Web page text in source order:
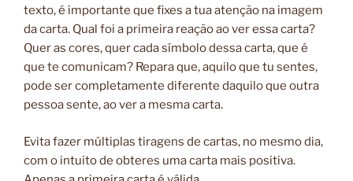
texto, é importante que fixes a tua atenção na imagem
da carta. Qual foi a primeira reação ao ver essa carta?
Quer as cores, quer cada símbolo dessa carta, que é
que te comunicam? Repara que, aquilo que tu sentes,
pode ser completamente diferente daquilo que outra
pessoa sente, ao ver a mesma carta.
Evita fazer múltiplas tiragens de cartas, no mesmo dia,
com o intuito de obteres uma carta mais positiva.